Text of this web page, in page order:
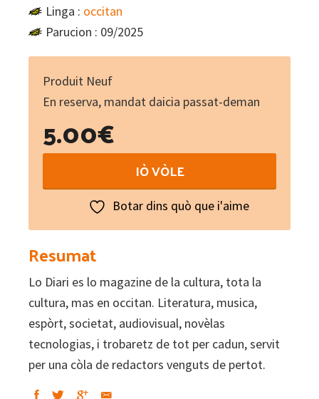
Linga : occitan
Parucion : 09/2025
Produit Neuf
En reserva, mandat daicia passat-deman
5.00€
Diari
en
occitan
#87
–
Las
trobairitz
quantity
IÒ VÒLE
Botar dins quò que i'aime
Resumat
Lo Diari es lo magazine de la cultura, tota la
cultura, mas en occitan. Literatura, musica,
espòrt, societat, audiovisual, novèlas
tecnologias, i trobaretz de tot per cadun, servit
per una còla de redactors venguts de pertot.